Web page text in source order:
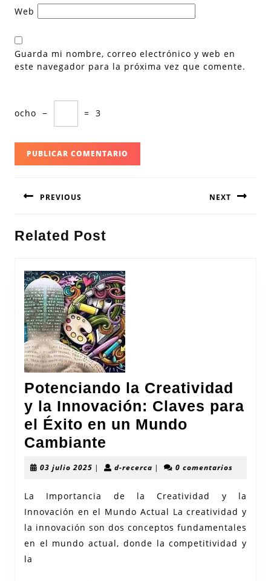
Web
Guarda mi nombre, correo electrónico y web en
este navegador para la próxima vez que comente.
ocho − = 3
de
PREVIOUS
anterior:
NEXT
Related Post
Potenciando la Creatividad
y la Innovación: Claves para
el Éxito en un Mundo
Cambiante
la
y
la
Innovación:
Claves
03 julio 2025 03| d-recercad-| 0 comentarios
La Importancia de la Creatividad y la
Innovación en el Mundo Actual La creatividad y
la innovación son dos conceptos fundamentales
en el mundo actual, donde la competitividad y
la